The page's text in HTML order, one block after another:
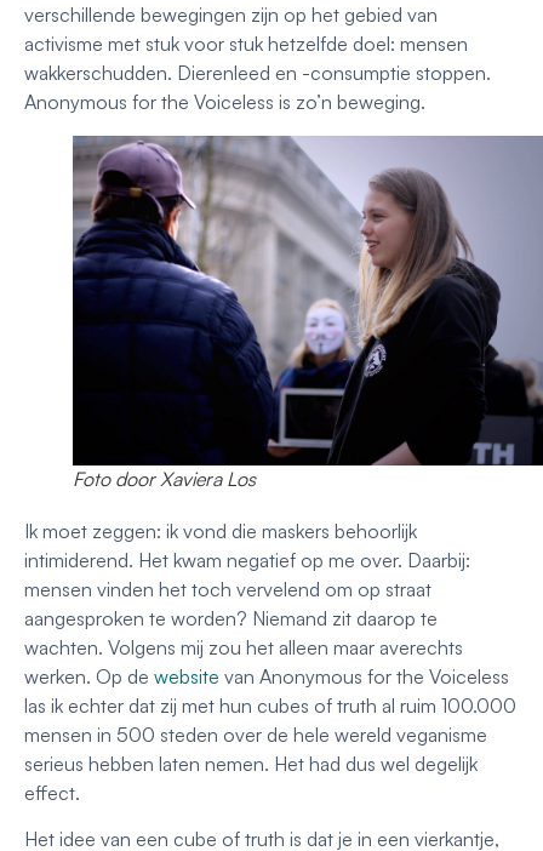
verschillende bewegingen zijn op het gebied van
activisme met stuk voor stuk hetzelfde doel: mensen
wakkerschudden. Dierenleed en -consumptie stoppen.
Anonymous for the Voiceless is zo’n beweging.
Foto door Xaviera Los
Ik moet zeggen: ik vond die maskers behoorlijk
intimiderend. Het kwam negatief op me over. Daarbij:
mensen vinden het toch vervelend om op straat
aangesproken te worden? Niemand zit daarop te
wachten. Volgens mij zou het alleen maar averechts
werken. Op de website van Anonymous for the Voiceless
las ik echter dat zij met hun cubes of truth al ruim 100.000
mensen in 500 steden over de hele wereld veganisme
serieus hebben laten nemen. Het had dus wel degelijk
effect.
Het idee van een cube of truth is dat je in een vierkantje,